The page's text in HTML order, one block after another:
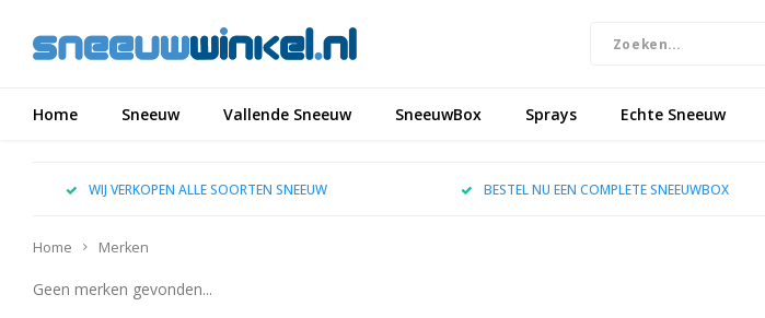
Home Sneeuw Vallende Sneeuw SneeuwBox Sprays Echte Sneeuw
WIJ VERKOPEN ALLE SOORTEN SNEEUW BESTEL NU EEN COMPLETE SNEEUWBOX
Home Merken
Geen merken gevonden...